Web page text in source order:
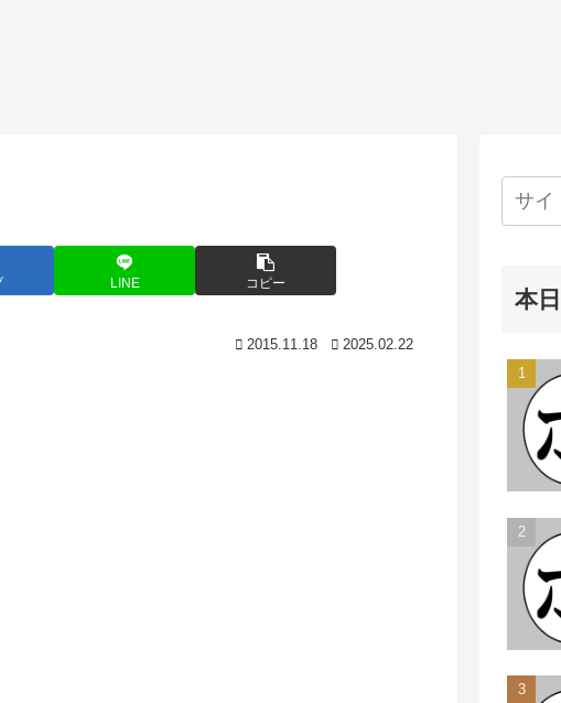
LINE コピー
2015.11.18 2025.02.22
本